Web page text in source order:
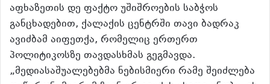
აფხაზეთის დე ფაქტო უშიშროების საბჭოს
განცხადებით, ქალაქის ცენტრში თავი ბადრაკ
ავიძბამ აიფეთქა, რომელიც ერთერთ
პოლიტიკოსზე თავდასხმას გეგმავდა.
„მედიასაშუალებებმა ნებისმიერი რამე შეიძლება